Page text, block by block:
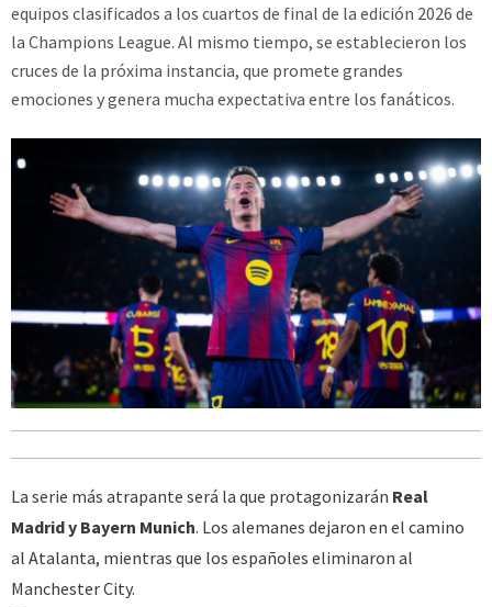
equipos clasificados a los cuartos de final de la edición 2026 de
la Champions League. Al mismo tiempo, se establecieron los
cruces de la próxima instancia, que promete grandes
emociones y genera mucha expectativa entre los fanáticos.
La serie más atrapante será la que protagonizarán Real
Madrid y Bayern Munich. Los alemanes dejaron en el camino
al Atalanta, mientras que los españoles eliminaron al
Manchester City.